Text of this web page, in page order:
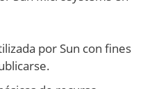
por Sun con fines